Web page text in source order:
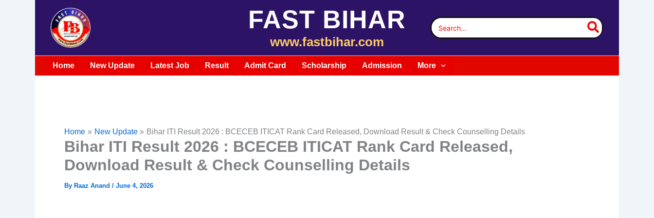
FAST BIHAR
www.fastbihar.com
Search
for:
Home New Update Latest Job Result Admit Card Scholarship Admission More
Home New Update Bihar ITI Result 2026 : BCECEB ITICAT Rank Card Released, Download Result & Check Counselling Details
Bihar ITI Result 2026 : BCECEB ITICAT Rank Card Released,
Download Result & Check Counselling Details
By Raaz Anand / June 4, 2026